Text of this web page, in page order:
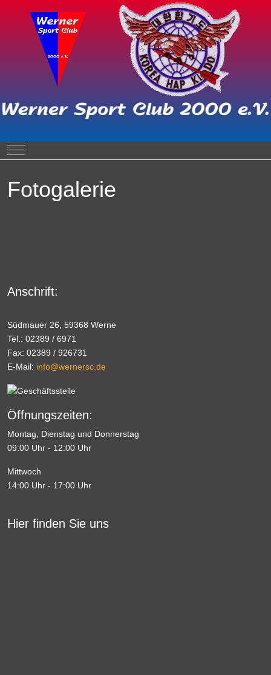
Mobile Menu Toggle
Fotogalerie
Anschrift:
Südmauer 26, 59368 Werne
Tel.: 02389 / 6971
Fax: 02389 / 926731
E-Mail: info@wernersc.de
Öffnungszeiten:
Montag, Dienstag und Donnerstag
09:00 Uhr - 12:00 Uhr
Mittwoch
14:00 Uhr - 17:00 Uhr
Hier finden Sie uns